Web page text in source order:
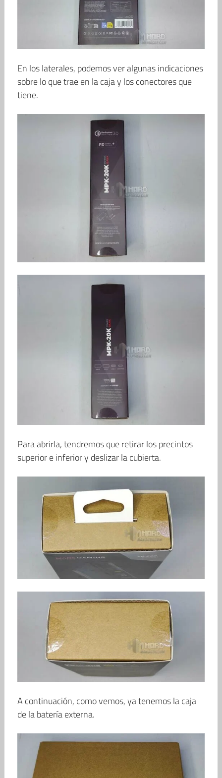
En los laterales, podemos ver algunas indicaciones
sobre lo que trae en la caja y los conectores que
tiene.
Para abrirla, tendremos que retirar los precintos
superior e inferior y deslizar la cubierta.
A continuación, como vemos, ya tenemos la caja
de la batería externa.